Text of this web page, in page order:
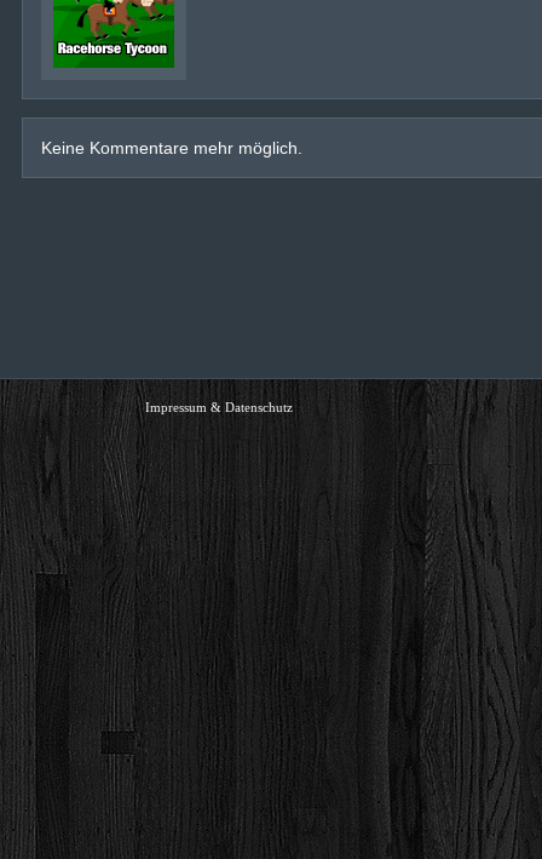
Keine Kommentare mehr möglich.
Impressum & Datenschutz